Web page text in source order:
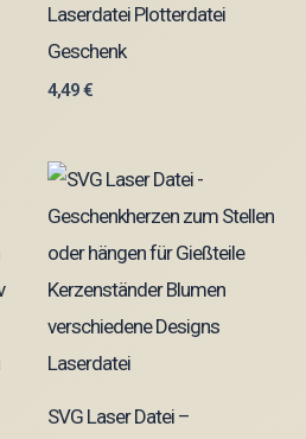
Laserdatei Plotterdatei
Geschenk
4,49€
SVG Laser Datei –